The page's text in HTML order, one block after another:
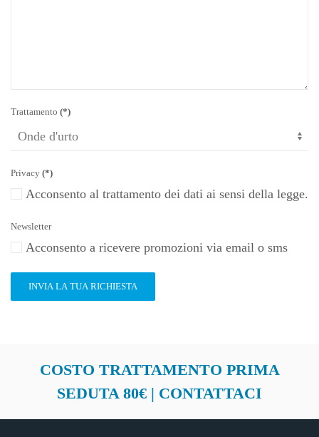
Trattamento (*)
Privacy (*)
Acconsento al trattamento dei dati ai sensi della legge.
Newsletter
Acconsento a ricevere promozioni via email o sms
INVIA LA TUA RICHIESTA
COSTO TRATTAMENTO PRIMA
SEDUTA 80€ | CONTATTACI